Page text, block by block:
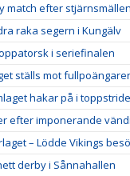
match efter stjärnsmällen
raka segern i Kungälv
i seriefinalen
ställs mot
hakar på i
efter imponerande
– Lödde Vikings
derby i Sånnahallen